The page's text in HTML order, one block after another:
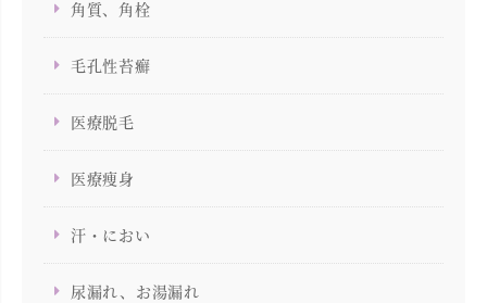
角質、角栓
毛孔性苔癬
医療脱毛
医療痩身
汗・におい
尿漏れ、お湯漏れ